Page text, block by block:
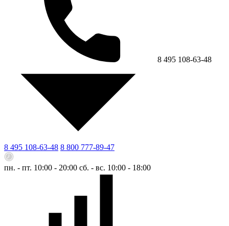
8 495 108-63-48
8 495 108-63-48 8 800 777-89-47
пн. - пт. 10:00 - 20:00 сб. - вс. 10:00 - 18:00